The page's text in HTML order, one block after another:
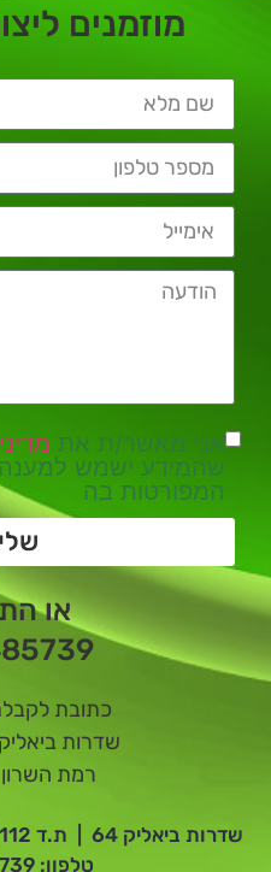
מוזמנים
אני מאשר/ת את
שהמידע ישמש למענה
המפורטות בה
או
כתובת
שדרות ביאליק 64 ת.ד 112
רמת השרון 4710002
טלפון: